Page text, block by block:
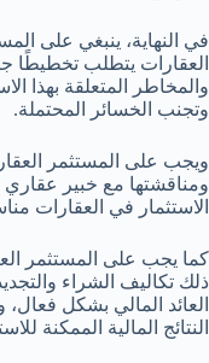
في النهاية، ينبغي على
العقارات يتطلب تخطيطًا
والمخاطر المتعلقة بهذا
وتجنب الخسائر المحتملة.
ويجب على المستثمر
ومناقشتها مع خبير
الاستثمار في العقارات
كما يجب على المستثمر
ذلك تكاليف الشراء
العائد المالي بشكل فعال،
النتائج المالية الممكنة